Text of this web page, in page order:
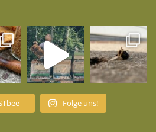
Folge uns!